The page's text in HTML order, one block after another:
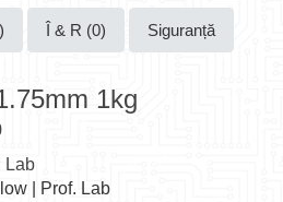
Î & R (0) Siguranță
1kg
Lab
| Prof. Lab